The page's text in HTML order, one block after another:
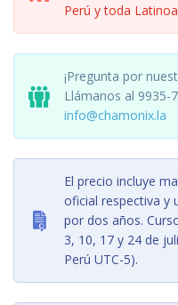
Perú y toda
¡Pregunta por
Llámanos al 9935-
info@chamonix.la
El precio incluye
oficial respectiva y
por dos años.
3, 10, 17 y 24 de
Perú UTC-5).